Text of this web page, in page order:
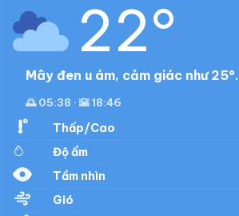
22°
Mây đen u ám, cảm giác như 25°.
🌅 05:38 · 🌇 18:46
Thấp/Cao
Độ ẩm
Tầm nhìn
Gió